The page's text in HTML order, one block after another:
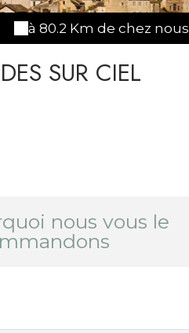
à 80.2 Km de chez nous
SUR CIEL
nous vous le